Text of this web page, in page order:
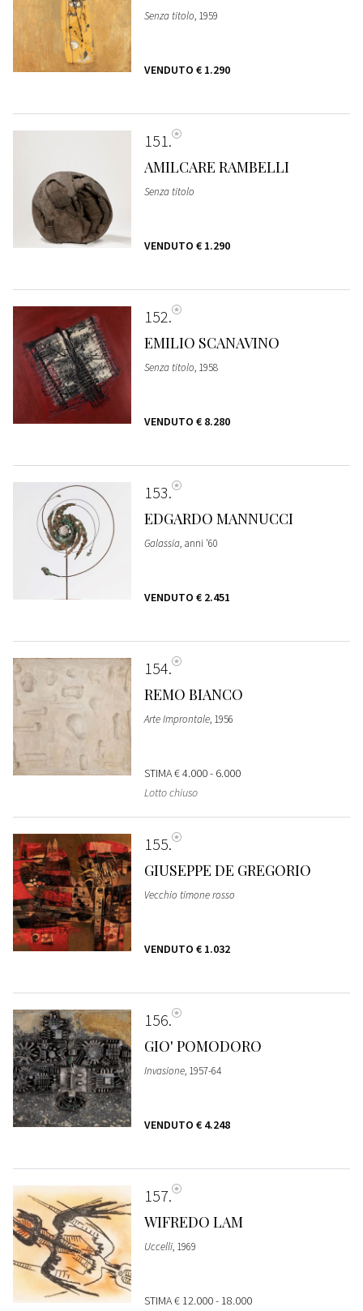
Senza titolo, 1959
VENDUTO € 1.290
151
AMILCARE RAMBELLI
Senza titolo
VENDUTO € 1.290
152
EMILIO SCANAVINO
Senza titolo, 1958
VENDUTO € 8.280
153
EDGARDO MANNUCCI
Galassia, anni '60
VENDUTO € 2.451
154
REMO BIANCO
Arte Improntale, 1956
STIMA€ 4.000 - 6.000
Lotto chiuso
155
GIUSEPPE DE GREGORIO
Vecchio timone rosso
VENDUTO € 1.032
156
GIO' POMODORO
Invasione, 1957-64
VENDUTO € 4.248
157
WIFREDO LAM
Uccelli, 1969
STIMA€ 12.000 - 18.000